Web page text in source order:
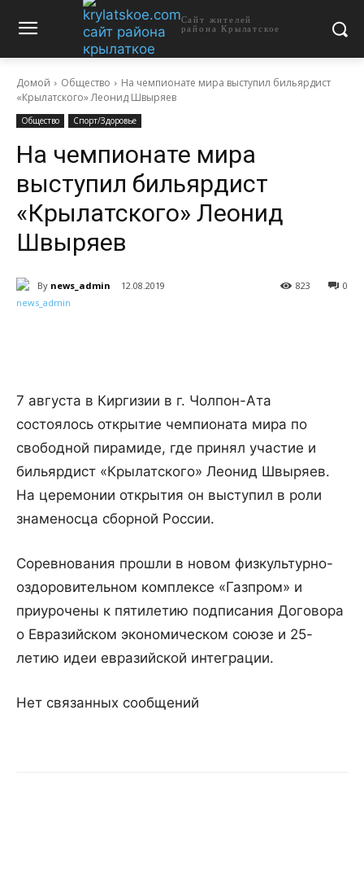
Сайт жителей
района Крылатское
Домой Общество
На чемпионате мира выступил бильярдист
«Крылатского» Леонид Швыряев
Общество Спорт/Здоровье
На чемпионате мира
выступил бильярдист
«Крылатского» Леонид
Швыряев
By news_admin 12.08.2019 0
823
7 августа в Киргизии в г. Чолпон-Ата
состоялось открытие чемпионата мира по
свободной пирамиде, где принял участие и
бильярдист «Крылатского» Леонид Швыряев.
На церемонии открытия он выступил в роли
знаменосца сборной России.
Соревнования прошли в новом физкультурно-
оздоровительном комплексе «Газпром» и
приурочены к пятилетию подписания Договора
о Евразийском экономическом союзе и 25-
летию идеи евразийской интеграции.
Нет связанных сообщений